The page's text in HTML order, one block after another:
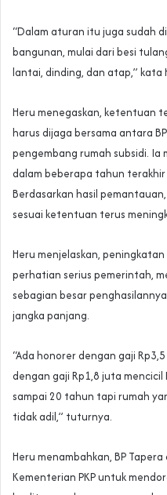
“Dalam aturan itu juga sudah
bangunan, mulai dari besi
lantai, dinding, dan atap,” kata
Heru menegaskan, ketentuan
harus dijaga bersama antara
pengembang rumah subsidi. Ia
dalam beberapa tahun
Berdasarkan hasil
sesuai ketentuan terus
Heru menjelaskan,
perhatian serius pemerintah,
sebagian besar
jangka panjang.
“Ada honorer dengan gaji
dengan gaji Rp1,8 juta
sampai 20 tahun tapi rumah
tidak adil,” tuturnya.
Heru menambahkan, BP
Kementerian PKP untuk